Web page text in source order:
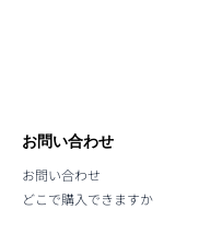
お問い合わせ
お問い合わせ
どこで購入できますか